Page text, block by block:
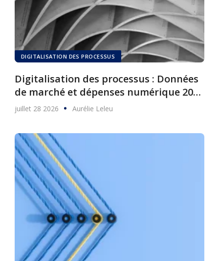
DIGITALISATION DES PROCESSUS
Digitalisation des processus : Données
de marché et dépenses numérique 2025
à 2030
juillet 28 2026 Aurélie Leleu